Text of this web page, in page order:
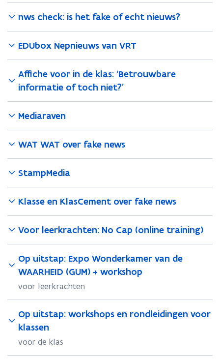
A
L
m
e
h
o
d
?
A
L
m
e
h
o
d
?
nws check: is het fake of echt nieuws?
EDUbox Nepnieuws van VRT
Affiche voor in de klas: ‘Betrouwbare
informatie of toch niet?’
Mediaraven
WAT WAT over fake news
StampMedia
Klasse en KlasCement over fake news
Voor leerkrachten: No Cap (online training)
Op uitstap: Expo Wonderkamer van de
WAARHEID (GUM) + workshop
voor leerkrachten
Op uitstap: workshops en rondleidingen voor
klassen
voor de klas